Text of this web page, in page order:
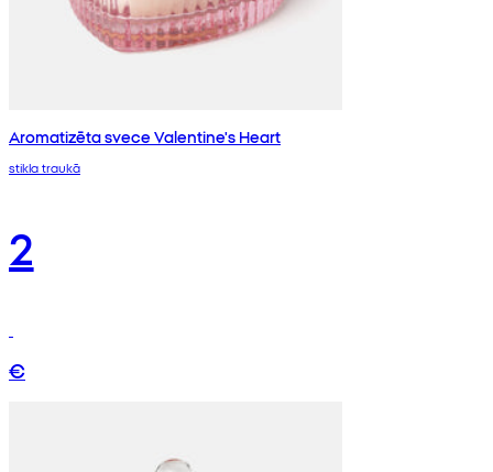
Aromatizēta svece Valentine's Heart
stikla traukā
2
€